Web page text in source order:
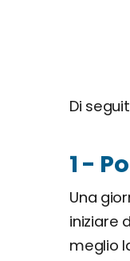
Di
1 -
Una
iniziare
meglio